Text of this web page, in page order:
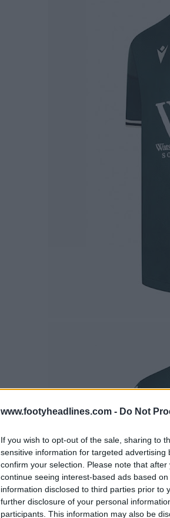
www.footyheadlines.com - Do Not
If you wish to opt-out of the sale, sharing to
sensitive information for targeted
confirm your selection. Please note that
continue seeing interest-based ads based
information disclosed to third parties prior to
further disclosure of your personal
participants. This information may also be